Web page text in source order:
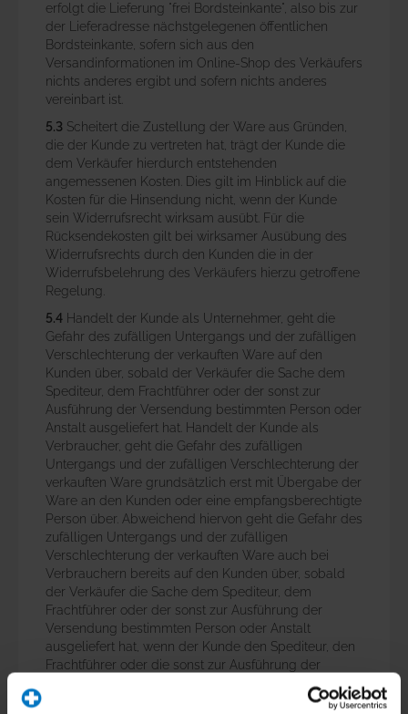
erfolgt die Lieferung "frei Bordsteinkante", also bis zur
der Lieferadresse nächstgelegenen öffentlichen
Bordsteinkante, sofern sich aus den
Versandinformationen im Online-Shop des Verkäufers
nichts anderes ergibt und sofern nichts anderes
vereinbart ist.
5.3 Scheitert die Zustellung der Ware aus Gründen,
die der Kunde zu vertreten hat, trägt der Kunde die
dem Verkäufer hierdurch entstehenden
angemessenen Kosten. Dies gilt im Hinblick auf die
Kosten für die Hinsendung nicht, wenn der Kunde
sein Widerrufsrecht wirksam ausübt. Für die
Rücksendekosten gilt bei wirksamer Ausübung des
Widerrufsrechts durch den Kunden die in der
Widerrufsbelehrung des Verkäufers hierzu getroffene
Regelung.
5.4 Handelt der Kunde als Unternehmer, geht die
Gefahr des zufälligen Untergangs und der zufälligen
Verschlechterung der verkauften Ware auf den
Kunden über, sobald der Verkäufer die Sache dem
Spediteur, dem Frachtführer oder der sonst zur
Ausführung der Versendung bestimmten Person oder
Anstalt ausgeliefert hat. Handelt der Kunde als
Verbraucher, geht die Gefahr des zufälligen
Untergangs und der zufälligen Verschlechterung der
verkauften Ware grundsätzlich erst mit Übergabe der
Ware an den Kunden oder eine empfangsberechtigte
Person über. Abweichend hiervon geht die Gefahr des
zufälligen Untergangs und der zufälligen
Verschlechterung der verkauften Ware auch bei
Verbrauchern bereits auf den Kunden über, sobald
der Verkäufer die Sache dem Spediteur, dem
Frachtführer oder der sonst zur Ausführung der
Versendung bestimmten Person oder Anstalt
ausgeliefert hat, wenn der Kunde den Spediteur, den
Frachtführer oder die sonst zur Ausführung der
Versendung bestimmte Person oder Anstalt mit der
Ausführung beauftragt und der Verkäufer dem